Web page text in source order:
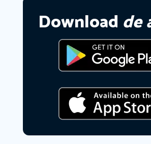
Download de